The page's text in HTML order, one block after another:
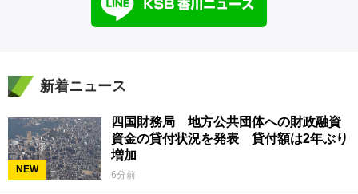
新着ニュース
NEW
四国財務局 地方公共団体への財政融資
資金の貸付状況を発表 貸付額は2年ぶり
増加
6分前